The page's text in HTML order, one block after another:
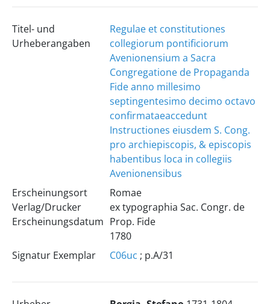
Titel- und
Urheberangaben
Regulae et constitutiones
collegiorum pontificiorum
Avenionensium a Sacra
Congregatione de Propaganda
Fide anno millesimo
septingentesimo decimo octavo
confirmataeaccedunt
Instructiones eiusdem S. Cong.
pro archiepiscopis, & episcopis
habentibus loca in collegiis
Avenionensibus
Erscheinungsort
Verlag/Drucker
Erscheinungsdatum
Romae
ex typographia Sac. Congr. de
Prop. Fide
1780
Signatur Exemplar
C06uc ; p.A/31